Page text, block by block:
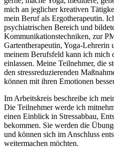
mich an jeglicher kreativen
mein Beruf als Ergotherapeutin.
psychiatrischen Bereich und
Kommunikationstechniken, zur
Gartentherapeutin, Yoga-Lehrerin
meinem Berufsfeld kann ich mich
einlassen. Meine Teilnehmer, die
den stressreduzierenden
können mit ihren Emotionen
Im Arbeitskreis beschreibe ich
Die Teilnehmer werde ich
einen Einblick in Stressabbau,
bekommen. Sie werden die
und können sich im Anschluss
weitermachen möchten.